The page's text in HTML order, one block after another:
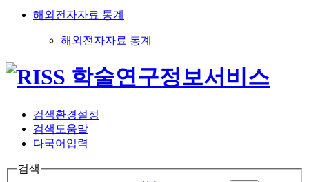
해외전자자료 통계
해외전자자료 통계
검색환경설정
검색도움말
다국어입력
검색